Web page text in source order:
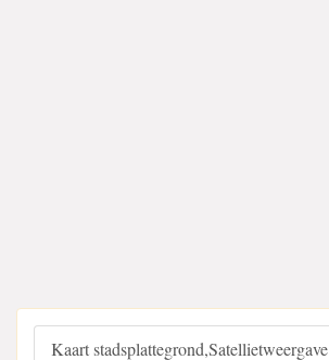
Kaart stadsplattegrond,Satellietweergave